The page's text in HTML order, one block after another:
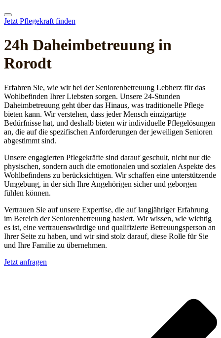
Jetzt Pflegekraft finden
24h Daheim­betreuung in
Rorodt
Erfahren Sie, wie wir bei der Seniorenbetreuung Lebherz für das
Wohlbefinden Ihrer Liebsten sorgen. Unsere 24-Stunden
Daheimbetreuung geht über das Hinaus, was traditionelle Pflege
bieten kann. Wir verstehen, dass jeder Mensch einzigartige
Bedürfnisse hat, und deshalb bieten wir individuelle Pflegelösungen
an, die auf die spezifischen Anforderungen der jeweiligen Senioren
abgestimmt sind.
Unsere engagierten Pflegekräfte sind darauf geschult, nicht nur die
physischen, sondern auch die emotionalen und sozialen Aspekte des
Wohlbefindens zu berücksichtigen. Wir schaffen eine unterstützende
Umgebung, in der sich Ihre Angehörigen sicher und geborgen
fühlen können.
Vertrauen Sie auf unsere Expertise, die auf langjähriger Erfahrung
im Bereich der Seniorenbetreuung basiert. Wir wissen, wie wichtig
es ist, eine vertrauenswürdige und qualifizierte Betreuungsperson an
Ihrer Seite zu haben, und wir sind stolz darauf, diese Rolle für Sie
und Ihre Familie zu übernehmen.
Jetzt anfragen